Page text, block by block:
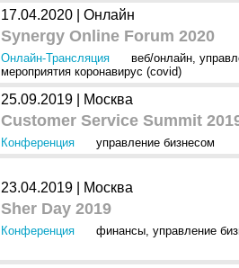
17.04.2020 | Онлайн
Synergy Online Forum 2020
Онлайн-Трансляция веб/онлайн,
мероприятия коронавирус (covid)
25.09.2019 | Москва
Customer Service Summit
Конференция управление бизнесом
23.04.2019 | Москва
Sher Day 2019
Конференция финансы, управление